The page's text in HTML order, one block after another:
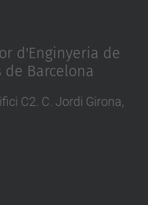
d'Enginyeria de
de Barcelona
C2. C. Jordi Girona,